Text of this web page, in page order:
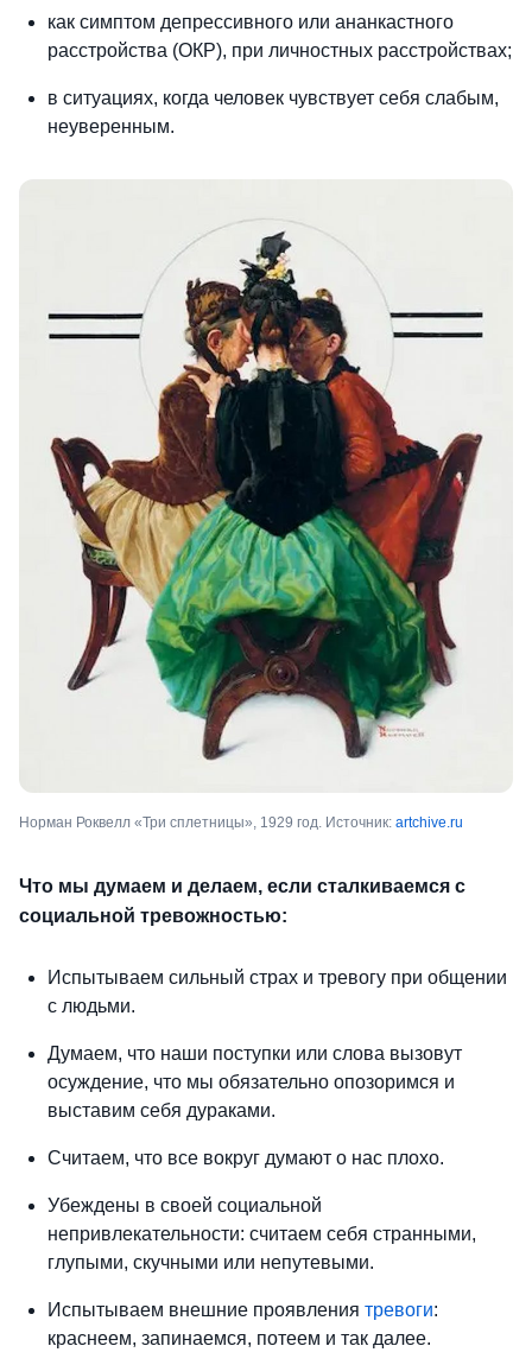
как симптом депрессивного или ананкастного
расстройства (ОКР), при личностных расстройствах;
в ситуациях, когда человек чувствует себя слабым,
неуверенным.
Норман Роквелл «Три сплетницы», 1929 год. Источник: artchive.ru
Что мы думаем и делаем, если сталкиваемся с
социальной тревожностью:
Испытываем сильный страх и тревогу при общении
с людьми.
Думаем, что наши поступки или слова вызовут
осуждение, что мы обязательно опозоримся и
выставим себя дураками.
Считаем, что все вокруг думают о нас плохо.
Убеждены в своей социальной
непривлекательности: считаем себя странными,
глупыми, скучными или непутевыми.
Испытываем внешние проявления тревоги:
краснеем, запинаемся, потеем и так далее.